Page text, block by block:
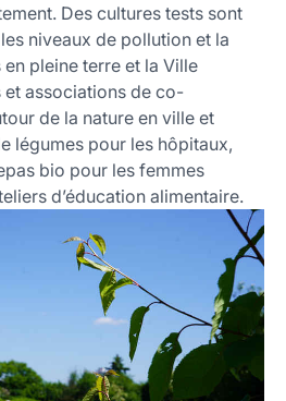
Des cultures tests sont
niveaux de pollution et la
pleine terre et la Ville
associations de co-
de la nature en ville et
légumes pour les hôpitaux,
bio pour les femmes
d’éducation alimentaire.